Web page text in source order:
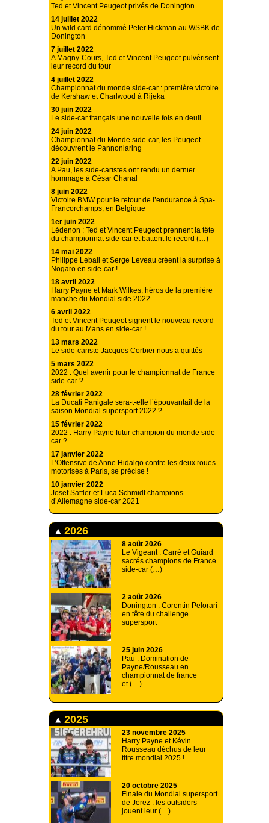
Ted et Vincent Peugeot privés de Donington
14 juillet 2022
Un wild card dénommé Peter Hickman au WSBK de
Donington
7 juillet 2022
A Magny-Cours, Ted et Vincent Peugeot pulvérisent
leur record du tour
4 juillet 2022
Championnat du monde side-car : première victoire
de Kershaw et Charlwood à Rijeka
30 juin 2022
Le side-car français une nouvelle fois en deuil
24 juin 2022
Championnat du Monde side-car, les Peugeot
découvrent le Pannoniaring
22 juin 2022
A Pau, les side-caristes ont rendu un dernier
hommage à César Chanal
8 juin 2022
Victoire BMW pour le retour de l’endurance à Spa-
Francorchamps, en Belgique
1er juin 2022
Lédenon : Ted et Vincent Peugeot prennent la tête
du championnat side-car et battent le record (…)
14 mai 2022
Philippe Lebail et Serge Leveau créent la surprise à
Nogaro en side-car !
18 avril 2022
Harry Payne et Mark Wilkes, héros de la première
manche du Mondial side 2022
6 avril 2022
Ted et Vincent Peugeot signent le nouveau record
du tour au Mans en side-car !
13 mars 2022
Le side-cariste Jacques Corbier nous a quittés
5 mars 2022
2022 : Quel avenir pour le championnat de France
side-car ?
28 février 2022
La Ducati Panigale sera-t-elle l’épouvantail de la
saison Mondial supersport 2022 ?
15 février 2022
2022 : Harry Payne futur champion du monde side-
car ?
17 janvier 2022
L’Offensive de Anne Hidalgo contre les deux roues
motorisés à Paris, se précise !
10 janvier 2022
Josef Sattler et Luca Schmidt champions
d’Allemagne side-car 2021
2026
8 août 2026
Le Vigeant : Carré et Guiard
sacrés champions de France
side-car (…)
2 août 2026
Donington : Corentin Pelorari
en tête du challenge
supersport
25 juin 2026
Pau : Domination de
Payne/Rousseau en
championnat de france
et (…)
2025
23 novembre 2025
Harry Payne et Kévin
Rousseau déchus de leur
titre mondial 2025 !
20 octobre 2025
Finale du Mondial supersport
de Jerez : les outsiders
jouent leur (…)